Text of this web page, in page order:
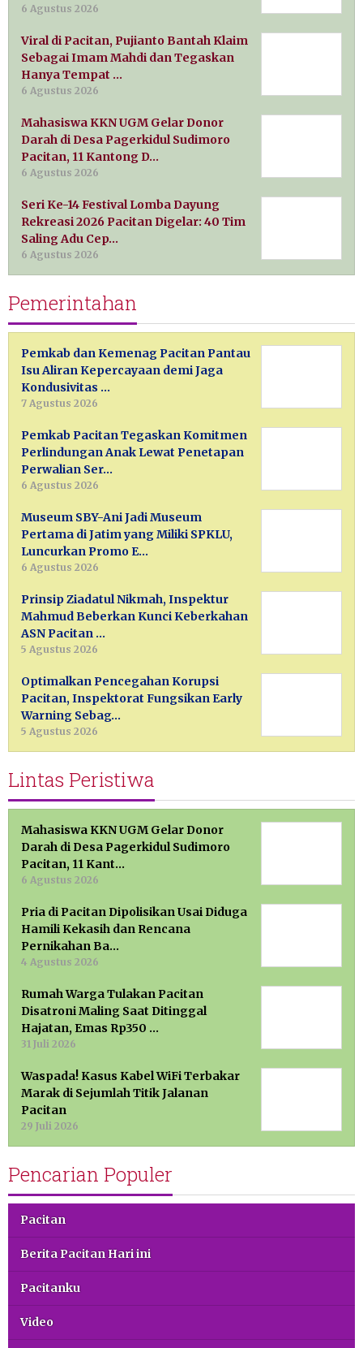
6 Agustus 2026
Viral di Pacitan, Pujianto Bantah Klaim
Sebagai Imam Mahdi dan Tegaskan
Hanya Tempat …
6 Agustus 2026
Mahasiswa KKN UGM Gelar Donor
Darah di Desa Pagerkidul Sudimoro
Pacitan, 11 Kantong D…
6 Agustus 2026
Seri Ke-14 Festival Lomba Dayung
Rekreasi 2026 Pacitan Digelar: 40 Tim
Saling Adu Cep…
6 Agustus 2026
Pemerintahan
Pemkab dan Kemenag Pacitan Pantau
Isu Aliran Kepercayaan demi Jaga
Kondusivitas …
7 Agustus 2026
Pemkab Pacitan Tegaskan Komitmen
Perlindungan Anak Lewat Penetapan
Perwalian Ser…
6 Agustus 2026
Museum SBY-Ani Jadi Museum
Pertama di Jatim yang Miliki SPKLU,
Luncurkan Promo E…
6 Agustus 2026
Prinsip Ziadatul Nikmah, Inspektur
Mahmud Beberkan Kunci Keberkahan
ASN Pacitan …
5 Agustus 2026
Optimalkan Pencegahan Korupsi
Pacitan, Inspektorat Fungsikan Early
Warning Sebag…
5 Agustus 2026
Lintas Peristiwa
Mahasiswa KKN UGM Gelar Donor
Darah di Desa Pagerkidul Sudimoro
Pacitan, 11 Kant…
6 Agustus 2026
Pria di Pacitan Dipolisikan Usai Diduga
Hamili Kekasih dan Rencana
Pernikahan Ba…
4 Agustus 2026
Rumah Warga Tulakan Pacitan
Disatroni Maling Saat Ditinggal
Hajatan, Emas Rp350 …
31 Juli 2026
Waspada! Kasus Kabel WiFi Terbakar
Marak di Sejumlah Titik Jalanan
Pacitan
29 Juli 2026
Pencarian Populer
Pacitan
Berita Pacitan Hari ini
Pacitanku
Video